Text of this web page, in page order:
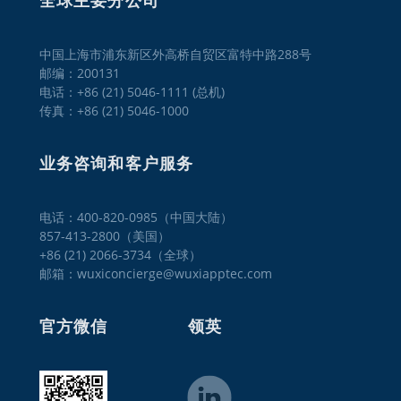
中国上海市浦东新区外高桥自贸区富特中路288号
邮编：200131
电话：+86 (21) 5046-1111 (总机)
传真：+86 (21) 5046-1000
业务咨询和客户服务
电话：400-820-0985（中国大陆）
857-413-2800（美国）
+86 (21) 2066-3734（全球）
邮箱：wuxiconcierge@wuxiapptec.com
官方微信 领英